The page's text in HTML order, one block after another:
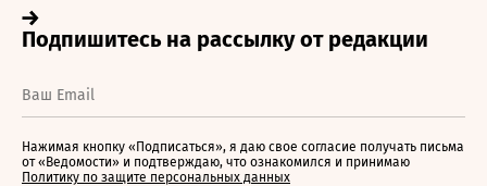
Нажимая кнопку «Подписаться», я даю свое согласие получать письма
от «Ведомости» и подтверждаю, что ознакомился и принимаю
Политику по защите персональных данных